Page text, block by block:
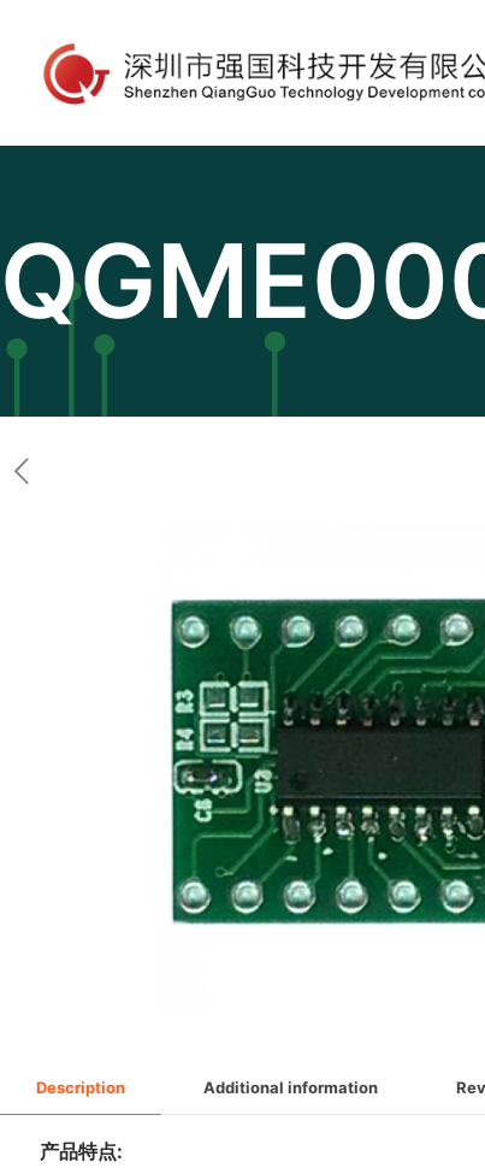
Description Additional information
产品特点: